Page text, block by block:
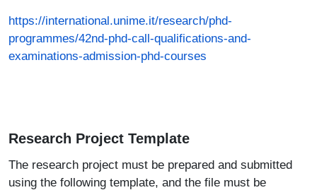
https://international.unime.it/research/phd-
programmes/42nd-phd-call-qualifications-and-
examinations-admission-phd-courses
Research Project Template
The research project must be prepared and submitted
using the following template, and the file must be